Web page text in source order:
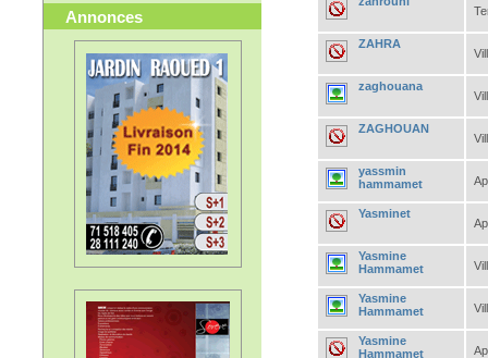
Annonces
ZAHRA
zaghouana
ZAGHOUAN
yassmin
hammamet
Yasminet
Yasmine
Hammamet
Yasmine
Hammamet
Yasmine
Hammamet